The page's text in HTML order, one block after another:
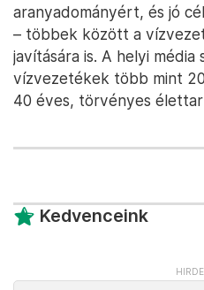
aranyadományért, és jó
– többek között a
javítására is. A helyi
vízvezetékek több mint
40 éves, törvényes
Kedvenceink